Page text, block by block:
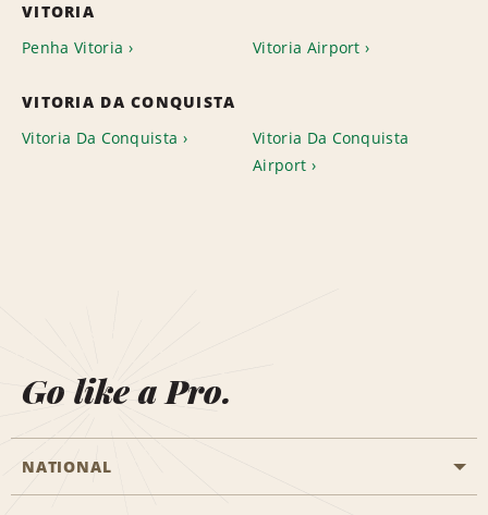
VITORIA
Penha Vitoria
Vitoria Airport
VITORIA DA CONQUISTA
Vitoria Da Conquista
Vitoria Da Conquista
Airport
Go like a Pro.
NATIONAL